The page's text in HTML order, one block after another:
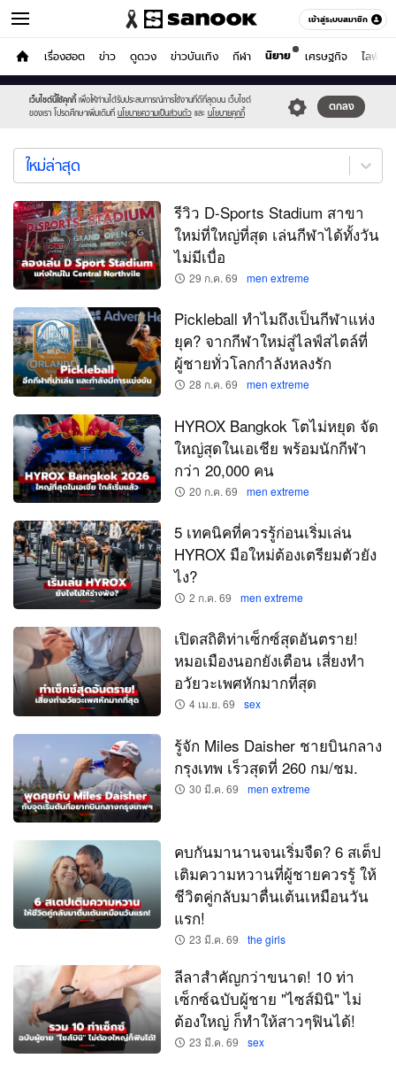
เข้าสู่ระบบสมาชิก
หน้าแรก
เรื่องฮอต ข่าว ดูดวง ข่าวบันเทิง กีฬา เศรษฐกิจ ไลฟ์สไ
นิยาย
ผู้ชาย หมวดอื่นๆ
เว็บไซต์นี้ใช้คุกกี้ เพื่อให้ท่านได้รับประสบการณ์การใช้งานที่ดีที่สุดบน เว็บไซต์
ของเรา โปรดศึกษาเพิ่มเติมที่ นโยบายความเป็นส่วนตัว และ นโยบายคุกกี้
ตกลง
แท็ก men extreme
men
extreme
ใหม่
ล่าสุด
ใหม่ล่าสุด
รีวิว D-Sports Stadium สาขา
ใหม่ที่ใหญ่ที่สุด เล่นกีฬาได้ทั้งวัน
ไม่มีเบื่อ
29 ก.ค. 69 men extreme
Pickleball ทำไมถึงเป็นกีฬาแห่ง
ยุค? จากกีฬาใหม่สู่ไลฟ์สไตล์ที่
ผู้ชายทั่วโลกกำลังหลงรัก
28 ก.ค. 69 men extreme
HYROX Bangkok โตไม่หยุด จัด
ใหญ่สุดในเอเชีย พร้อมนักกีฬา
กว่า 20,000 คน
20 ก.ค. 69 men extreme
5 เทคนิคที่ควรรู้ก่อนเริ่มเล่น
HYROX มือใหม่ต้องเตรียมตัวยัง
ไง?
2 ก.ค. 69 men extreme
เปิดสถิติท่าเซ็กซ์สุดอันตราย!
หมอเมืองนอกยังเตือน เสี่ยงทำ
อวัยวะเพศหักมากที่สุด
4 เม.ย. 69 sex
รู้จัก Miles Daisher ชายบินกลาง
กรุงเทพ เร็วสุดที่ 260 กม/ชม.
30 มี.ค. 69 men extreme
คบกันมานานจนเริ่มจืด? 6 สเต็ป
เติมความหวานที่ผู้ชายควรรู้ ให้
ชีวิตคู่กลับมาตื่นเต้นเหมือนวัน
แรก!
23 มี.ค. 69 the girls
ลีลาสำคัญกว่าขนาด! 10 ท่า
เซ็กซ์ฉบับผู้ชาย "ไซส์มินิ" ไม่
ต้องใหญ่ ก็ทำให้สาวๆฟินได้!
23 มี.ค. 69 sex